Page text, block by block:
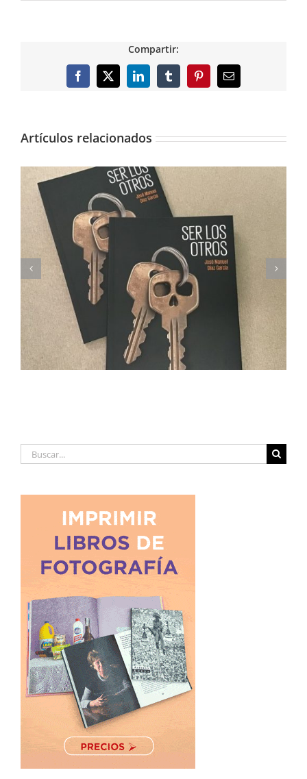
Compartir:
Facebook
X LinkedInTumblrPinterestCorreo
electrónico
Artículos relacionados
Imprimimos Proscripti, la nueva novela de Ian S.
Martin
Buscar: